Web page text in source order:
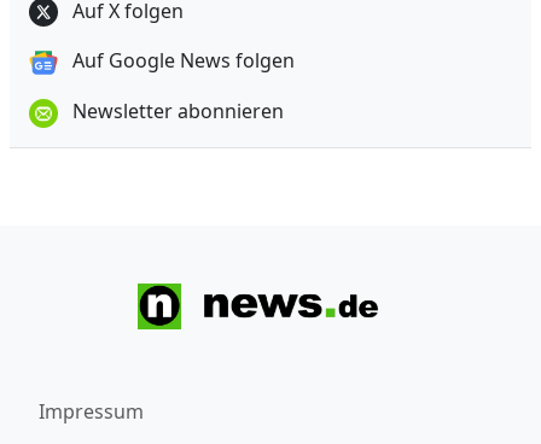
Auf X folgen
Auf Google News folgen
Newsletter abonnieren
Impressum